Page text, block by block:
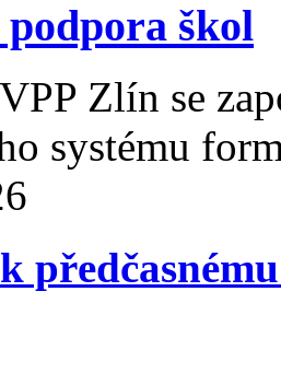
škol
Zlín se
systému